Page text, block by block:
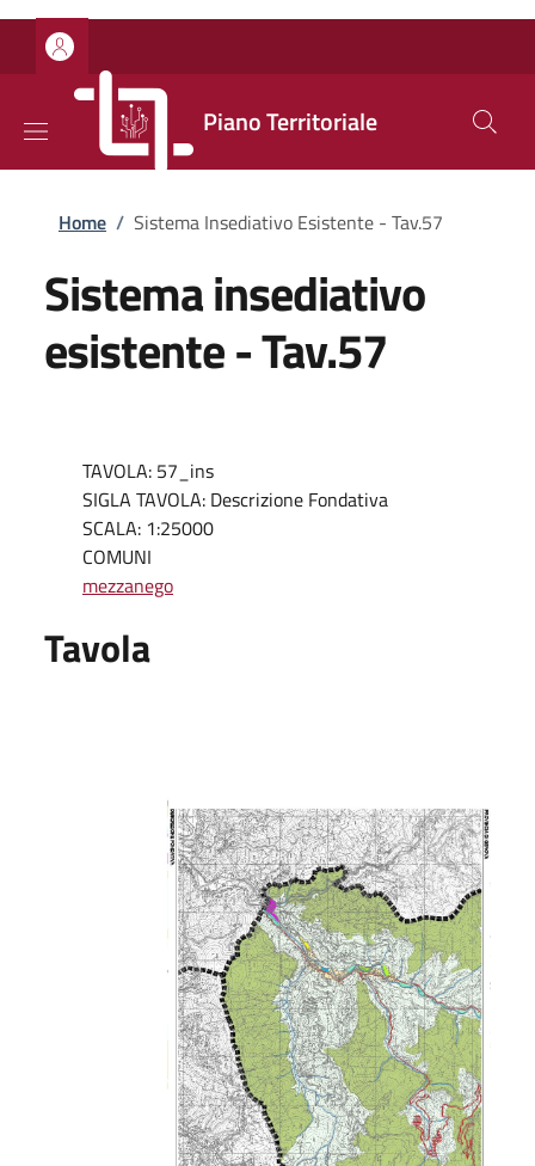
Salta al contenuto principale
Skip to footer content
Piano Territoriale
Briciole di pane
Home / Sistema Insediativo Esistente - Tav.57
Sistema insediativo
esistente - Tav.57
TAVOLA: 57_ins
SIGLA TAVOLA: Descrizione Fondativa
SCALA: 1:25000
COMUNI
mezzanego
Tavola